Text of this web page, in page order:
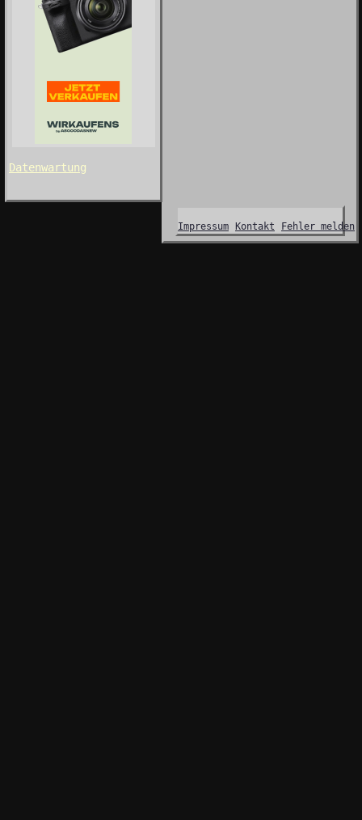
Datenwartung
Impressum Kontakt Fehler melden